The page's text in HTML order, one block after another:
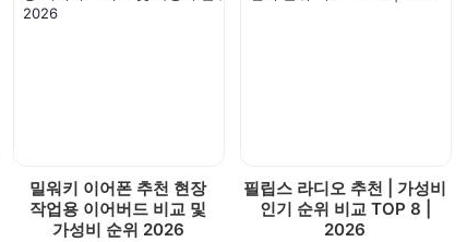
밀워키 이어폰 추천 현장
작업용 이어버드 비교 및
가성비 순위 2026
필립스 라디오 추천 | 가성비
인기 순위 비교 TOP 8 |
2026